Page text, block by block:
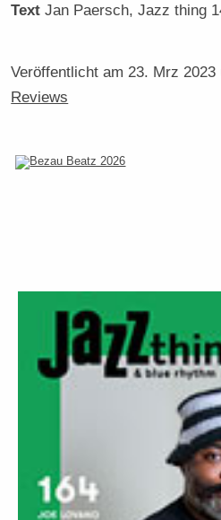
Text Jan Paersch, Jazz thing
Veröffentlicht am 23. Mrz 2023
Reviews